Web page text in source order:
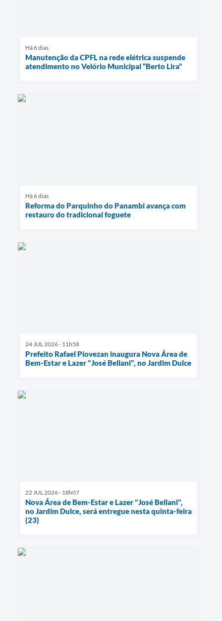
Há 6 dias
Manutenção da CPFL na rede elétrica suspende
atendimento no Velório Municipal “Berto Lira”
Há 6 dias
Reforma do Parquinho do Panambi avança com
restauro do tradicional foguete
24 JUL 2026 - 11h58
Prefeito Rafael Piovezan inaugura Nova Área de
Bem-Estar e Lazer "José Bellani", no Jardim Dulce
22 JUL 2026 - 18h07
Nova Área de Bem-Estar e Lazer "José Bellani",
no Jardim Dulce, será entregue nesta quinta-feira
(23)